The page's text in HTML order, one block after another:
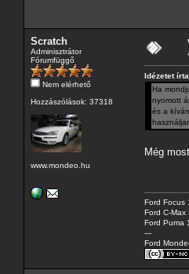
Scratch
Adminisztrátor
Fórumfüggő
Nem elérhető
Hozzászólások: 37318
www.mondeo.hu
Idézetet
Ha
nyomott
és a
Még
Ford Focus
Ford C-Max
Ford Puma
---
Ford